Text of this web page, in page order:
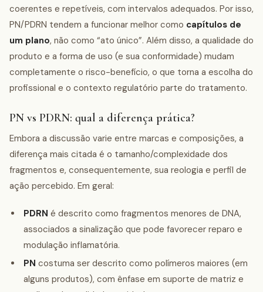
coerentes e repetíveis, com intervalos adequados. Por isso,
PN/PDRN tendem a funcionar melhor como capítulos de
um plano, não como “ato único”. Além disso, a qualidade do
produto e a forma de uso (e sua conformidade) mudam
completamente o risco-benefício, o que torna a escolha do
profissional e o contexto regulatório parte do tratamento.
PN vs PDRN: qual a diferença prática?
Embora a discussão varie entre marcas e composições, a
diferença mais citada é o tamanho/complexidade dos
fragmentos e, consequentemente, sua reologia e perfil de
ação percebido. Em geral:
PDRN é descrito como fragmentos menores de DNA,
associados a sinalização que pode favorecer reparo e
modulação inflamatória.
PN costuma ser descrito como polímeros maiores (em
alguns produtos), com ênfase em suporte de matriz e